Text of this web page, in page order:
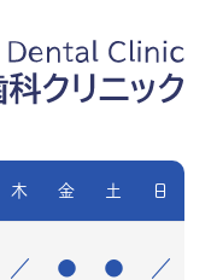
木 金 土 日
／ ● ● ／